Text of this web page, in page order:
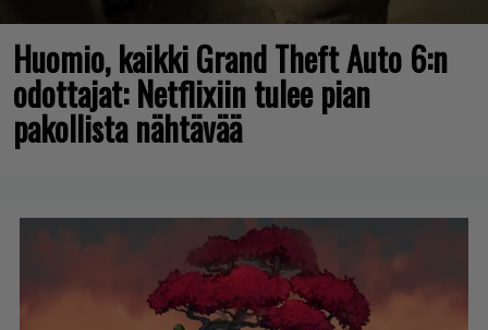
Huomio, kaikki Grand Theft Auto 6:n
odottajat: Netflixiin tulee pian
pakollista nähtävää